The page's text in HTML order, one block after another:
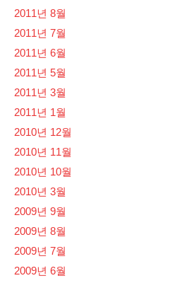
2011년 8월
2011년 7월
2011년 6월
2011년 5월
2011년 3월
2011년 1월
2010년 12월
2010년 11월
2010년 10월
2010년 3월
2009년 9월
2009년 8월
2009년 7월
2009년 6월